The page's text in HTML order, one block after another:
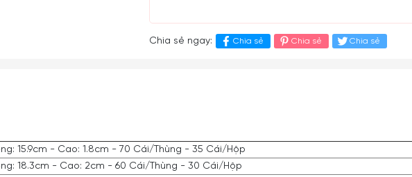
Chia sẻ ngay: Chia sẻ Chia sẻ Chia sẻ
15.9cm - Cao: 1.8cm - 70 Cái/Thùng - 35 Cái/Hộp
18.3cm - Cao: 2cm - 60 Cái/Thùng - 30 Cái/Hộp